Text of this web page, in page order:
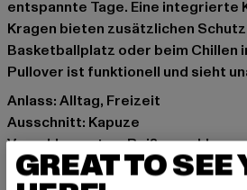
entspannte Tage. Eine integrierte
Kragen bieten zusätzlichen
Basketballplatz oder beim Chillen
Pullover ist funktionell und sieht
Anlass: Alltag, Freizeit
Ausschnitt: Kapuze
Verschlussarten: Reißverschluss
Marke: Brandit
GREAT TO SEE